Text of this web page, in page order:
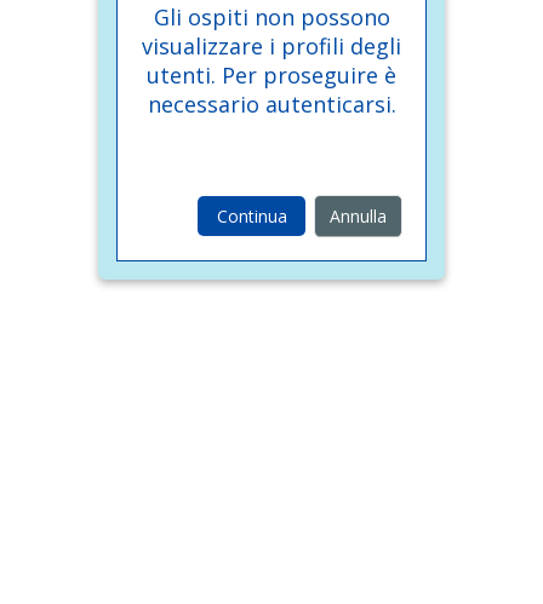
Gli ospiti non possono
visualizzare i profili degli
utenti. Per proseguire è
necessario autenticarsi.
Continua Annulla